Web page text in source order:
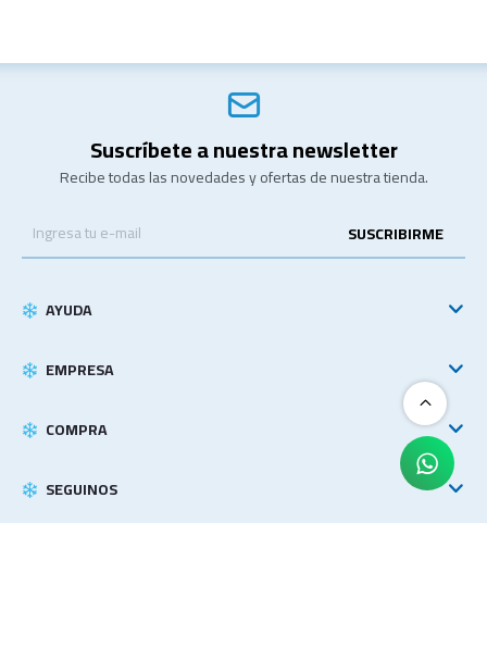
Suscríbete a nuestra newsletter
Recibe todas las novedades y ofertas de nuestra tienda.
SUSCRIBIRME
AYUDA
EMPRESA
COMPRA
SEGUINOS